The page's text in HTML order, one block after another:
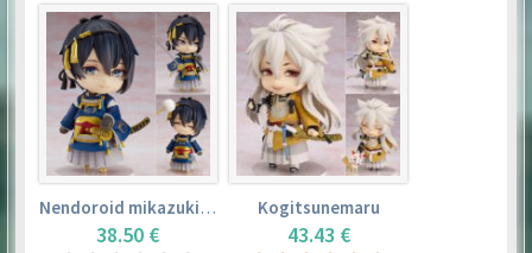
Nendoroid mikazuki munechika
38.50 €
Kogitsunemaru
43.43 €